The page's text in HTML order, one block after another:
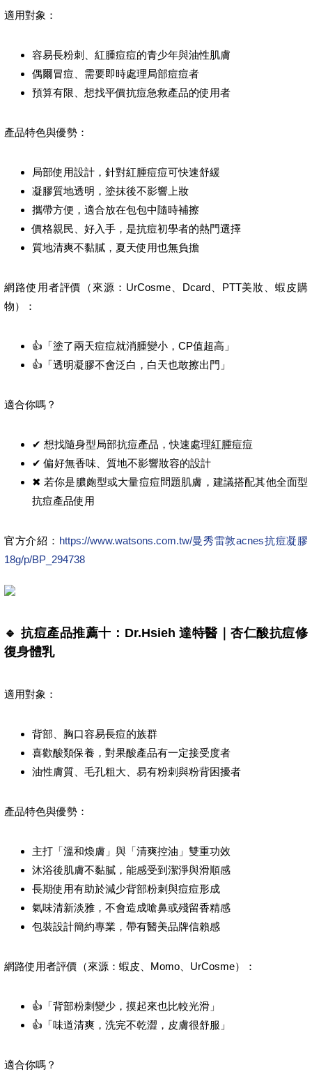
適用對象：
容易長粉刺、紅腫痘痘的青少年與油性肌膚
偶爾冒痘、需要即時處理局部痘痘者
預算有限、想找平價抗痘急救產品的使用者
產品特色與優勢：
局部使用設計，針對紅腫痘痘可快速舒緩
凝膠質地透明，塗抹後不影響上妝
攜帶方便，適合放在包包中隨時補擦
價格親民、好入手，是抗痘初學者的熱門選擇
質地清爽不黏膩，夏天使用也無負擔
網路使用者評價（來源：UrCosme、Dcard、PTT美妝、蝦皮購
物）：
👍「塗了兩天痘痘就消腫變小，CP值超高」
👍「透明凝膠不會泛白，白天也敢擦出門」
適合你嗎？
✔ 想找隨身型局部抗痘產品，快速處理紅腫痘痘
✔ 偏好無香味、質地不影響妝容的設計
✖ 若你是膿皰型或大量痘痘問題肌膚，建議搭配其他全面型
抗痘產品使用
官方介紹： https://www.watsons.com.tw/曼秀雷敦acnes抗痘凝膠
18g/p/BP_294738
🔹 抗痘產品推薦十：Dr.Hsieh 達特醫｜杏仁酸抗痘修
復身體乳
適用對象：
背部、胸口容易長痘的族群
喜歡酸類保養，對果酸產品有一定接受度者
油性膚質、毛孔粗大、易有粉刺與粉背困擾者
產品特色與優勢：
主打「溫和煥膚」與「清爽控油」雙重功效
沐浴後肌膚不黏膩，能感受到潔淨與滑順感
長期使用有助於減少背部粉刺與痘痘形成
氣味清新淡雅，不會造成嗆鼻或殘留香精感
包裝設計簡約專業，帶有醫美品牌信賴感
網路使用者評價（來源：蝦皮、Momo、UrCosme）：
👍「背部粉刺變少，摸起來也比較光滑」
👍「味道清爽，洗完不乾澀，皮膚很舒服」
適合你嗎？